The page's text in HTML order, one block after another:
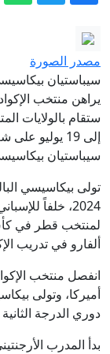
مصدر الصورة
سيباستيان
يراهن منتخب
إلى 19
سيباستيان
2024، خلفاً
ألفارو في تدريب
انفصل منتخب
أميركا، وتولى
دوري الدرجة
بدأ المدرب